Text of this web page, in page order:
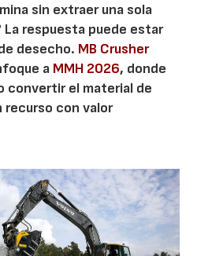
sin extraer una sola
La respuesta puede estar
desecho. MB Crusher
a MMH 2026, donde
convertir el material de
recurso con valor